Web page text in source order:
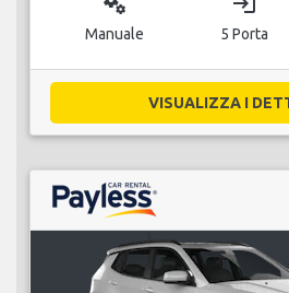
Manuale 5 Porta
VISUALIZZA I